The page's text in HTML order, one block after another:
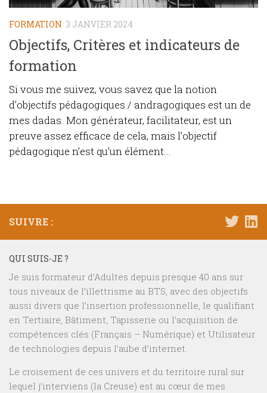
FORMATION 3 JANVIER 2024
Objectifs, Critères et indicateurs de
formation
Si vous me suivez, vous savez que la notion
d’objectifs pédagogiques / andragogiques est un de
mes dadas. Mon générateur, facilitateur, est un
preuve assez efficace de cela, mais l’objectif
pédagogique n’est qu’un élément...
SUIVRE :
QUI SUIS-JE ?
Je suis formateur d’Adultes depuis presque 40 ans sur
tous niveaux de l’illettrisme au BTS, avec des objectifs
aussi divers que l’insertion professionnelle, le qualifiant
en Tertiaire, Bâtiment, Tapisserie ou l’acquisition de
compétences clés (Français – Numérique) et Utilisateur
de technologies depuis l’aube d’internet.
Le croisement de ces univers et du territoire rural sur
lequel j’interviens (la Creuse) est au cœur de mes